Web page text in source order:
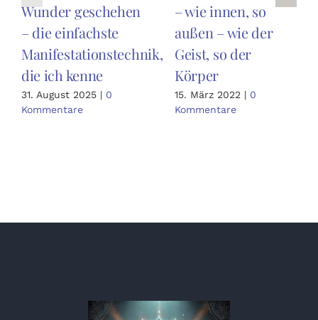
Wunder geschehen
– die einfachste
Manifestationstechnik,
die ich kenne
31. August 2025 | 0
Kommentare
– wie innen, so
außen – wie der
Geist, so der
Körper
15. März 2022 | 0
Kommentare